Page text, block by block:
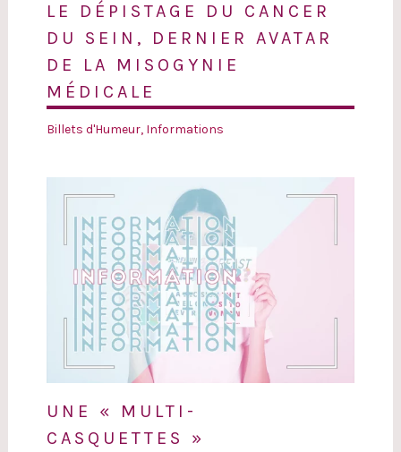
LE DÉPISTAGE DU CANCER
DU SEIN, DERNIER AVATAR
DE LA MISOGYNIE
MÉDICALE
Billets d'Humeur, Informations
UNE « MULTI-
CASQUETTES »